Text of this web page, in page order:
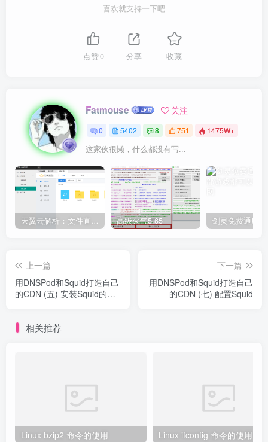
喜欢就支持一下吧
点赞0 分享 收藏
Fatmouse 关注
0 5402 8 751 1475W+
这家伙很懒，什么都没有写...
天翼云解析：文件直链获取源码 高级火气5.65
上一篇
用DNSPod和Squid打造自己
的CDN (五) 安装Squid的前
下一篇
用DNSPod和Squid打造自己
的CDN (七) 配置Squid
相关推荐
Linux bzip2 命令的使用 Linux ifconfig 命令的使用